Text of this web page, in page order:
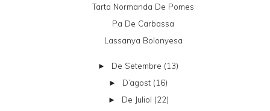
Tarta Normanda De Pomes
Pa De Carbassa
Lassanya Bolonyesa
► De Setembre (13)
► D’agost (16)
► De Juliol (22)